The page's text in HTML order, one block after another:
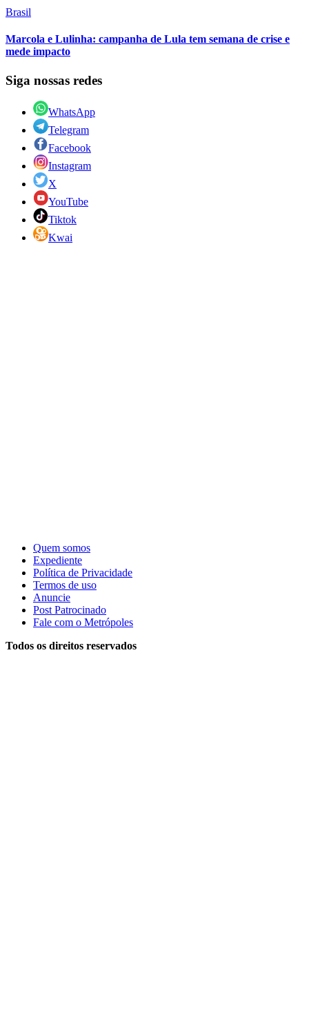
Brasil
Marcola e Lulinha: campanha de Lula tem semana de crise e
mede impacto
Siga nossas redes
WhatsApp
Telegram
Facebook
Instagram
X
YouTube
Tiktok
Kwai
Quem somos
Expediente
Política de Privacidade
Termos de uso
Anuncie
Post Patrocinado
Fale com o Metrópoles
Todos os direitos reservados